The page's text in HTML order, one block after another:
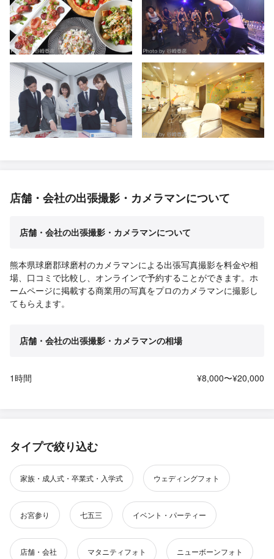
店舗・会社の出張撮影・カメラマンについて
店舗・会社の出張撮影・カメラマンについて
熊本県球磨郡球磨村のカメラマンによる出張写真撮影を料金や相
場、口コミで比較し、オンラインで予約することができます。ホ
ームページに掲載する商業用の写真をプロのカメラマンに撮影し
てもらえます。
店舗・会社の出張撮影・カメラマンの相場
1時間 ¥8,000〜¥20,000
タイプで絞り込む
家族・成人式・卒業式・入学式 ウェディングフォト
お宮参り 七五三 イベント・パーティー
店舗・会社 マタニティフォト ニューボーンフォト